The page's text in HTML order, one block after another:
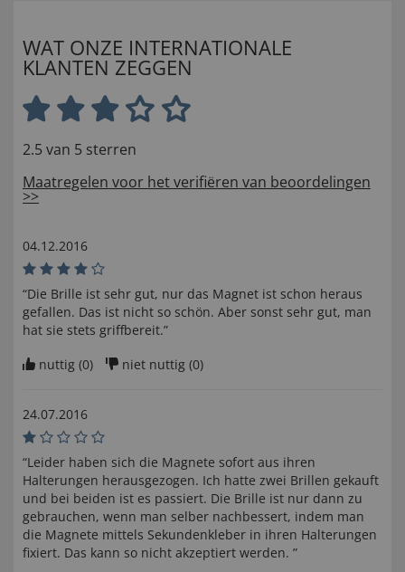
WAT ONZE INTERNATIONALE
KLANTEN ZEGGEN
2.5 van 5 sterren
Maatregelen voor het verifiëren van beoordelingen
>>
04.12.2016
“Die Brille ist sehr gut, nur das Magnet ist schon heraus
gefallen. Das ist nicht so schön. Aber sonst sehr gut, man
hat sie stets griffbereit.”
nuttig (0) niet nuttig (0)
24.07.2016
“Leider haben sich die Magnete sofort aus ihren
Halterungen herausgezogen. Ich hatte zwei Brillen gekauft
und bei beiden ist es passiert. Die Brille ist nur dann zu
gebrauchen, wenn man selber nachbessert, indem man
die Magnete mittels Sekundenkleber in ihren Halterungen
fixiert. Das kann so nicht akzeptiert werden. ”